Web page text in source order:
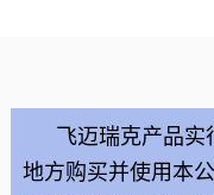
飞迈瑞克产品
地方购买并使用本